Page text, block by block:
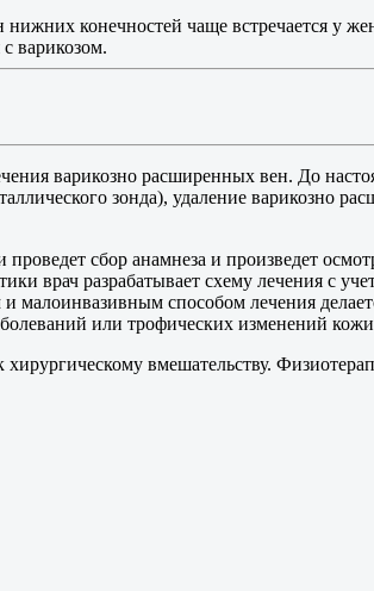
конечностей чаще встречается у
варикозом.
варикозно расширенных вен. До
зонда), удаление варикозно
сбор анамнеза и произведет
врач разрабатывает схему лечения с
малоинвазивным способом лечения
или трофических изменений
вмешательству.